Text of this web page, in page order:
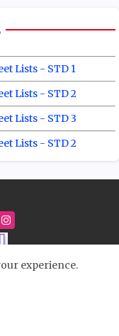
Lists - STD 1
Lists - STD 2
Lists - STD 3
Lists - STD 2
സ്ക്രീൻ ഷോർട്ട് എടുത്ത്
പ്രസിദ്ധീകരിച്ച
കൂട്ടായ്മകളിൽ
ആർക്കെങ്കിലും
experience.